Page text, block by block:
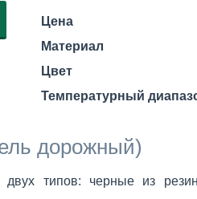
Цена
Материал
Цвет
Температурный
дорожный)
двух типов: черные из